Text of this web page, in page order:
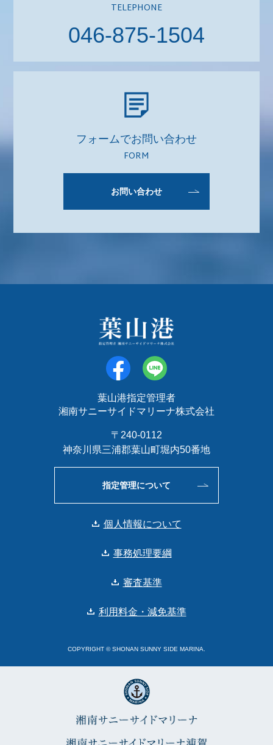
TELEPHONE
046-875-1504
フォームでお問い合わせ
FORM
お問い合わせ
葉山港指定管理者
湘南サニーサイドマリーナ株式会社
〒240-0112
神奈川県三浦郡葉山町堀内50番地
指定管理について
個人情報について
事務処理要綱
審査基準
利用料金・減免基準
COPYRIGHT © SHONAN SUNNY SIDE MARINA.